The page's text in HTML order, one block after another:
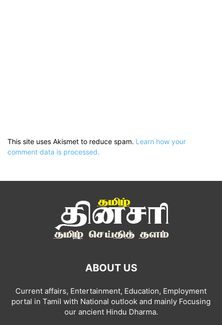
This site uses Akismet to reduce spam. Learn how your
comment data is processed.
ABOUT US
Current affairs, Entertainment, Education, Employment
portal in Tamil with National outlook and mainly Focusing
our ancient Hindu Dharma.